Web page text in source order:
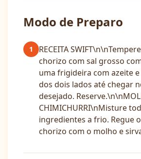
Modo de Preparo
1
RECEITA
chorizo com sal grosso
uma frigideira com azeite
dos dois lados até chegar
desejado.
CHIMICHURRI\nMisture
ingredientes a frio. Regue
chorizo com o molho e